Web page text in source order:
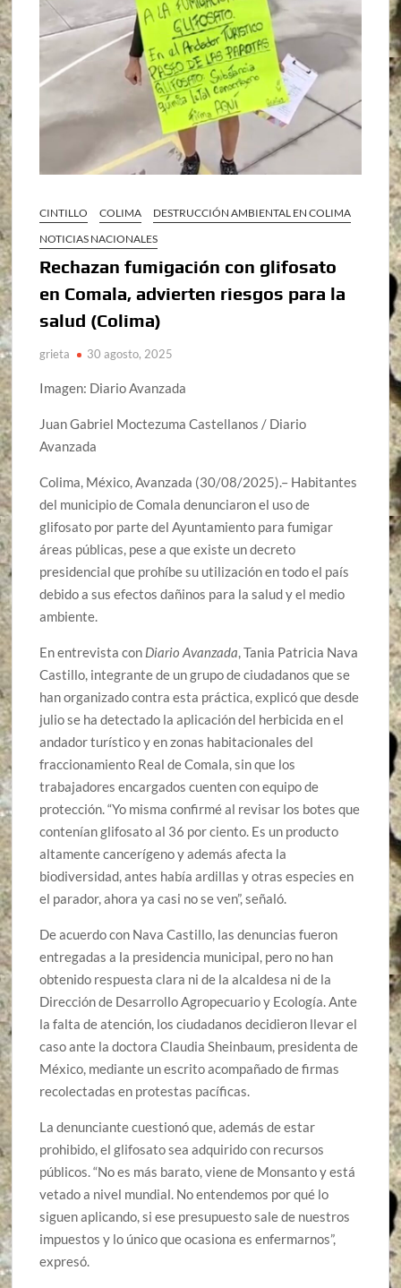
CINTILLO COLIMA
DESTRUCCIÓN AMBIENTAL EN COLIMA
NOTICIAS NACIONALES
Rechazan fumigación con glifosato
en Comala, advierten riesgos para la
salud (Colima)
grieta 30 agosto, 2025
Imagen: Diario Avanzada
Juan Gabriel Moctezuma Castellanos / Diario
Avanzada
Colima, México, Avanzada (30/08/2025).– Habitantes
del municipio de Comala denunciaron el uso de
glifosato por parte del Ayuntamiento para fumigar
áreas públicas, pese a que existe un decreto
presidencial que prohíbe su utilización en todo el país
debido a sus efectos dañinos para la salud y el medio
ambiente.
En entrevista con Diario Avanzada, Tania Patricia Nava
Castillo, integrante de un grupo de ciudadanos que se
han organizado contra esta práctica, explicó que desde
julio se ha detectado la aplicación del herbicida en el
andador turístico y en zonas habitacionales del
fraccionamiento Real de Comala, sin que los
trabajadores encargados cuenten con equipo de
protección. “Yo misma confirmé al revisar los botes que
contenían glifosato al 36 por ciento. Es un producto
altamente cancerígeno y además afecta la
biodiversidad, antes había ardillas y otras especies en
el parador, ahora ya casi no se ven”, señaló.
De acuerdo con Nava Castillo, las denuncias fueron
entregadas a la presidencia municipal, pero no han
obtenido respuesta clara ni de la alcaldesa ni de la
Dirección de Desarrollo Agropecuario y Ecología. Ante
la falta de atención, los ciudadanos decidieron llevar el
caso ante la doctora Claudia Sheinbaum, presidenta de
México, mediante un escrito acompañado de firmas
recolectadas en protestas pacíficas.
La denunciante cuestionó que, además de estar
prohibido, el glifosato sea adquirido con recursos
públicos. “No es más barato, viene de Monsanto y está
vetado a nivel mundial. No entendemos por qué lo
siguen aplicando, si ese presupuesto sale de nuestros
impuestos y lo único que ocasiona es enfermarnos”,
expresó.